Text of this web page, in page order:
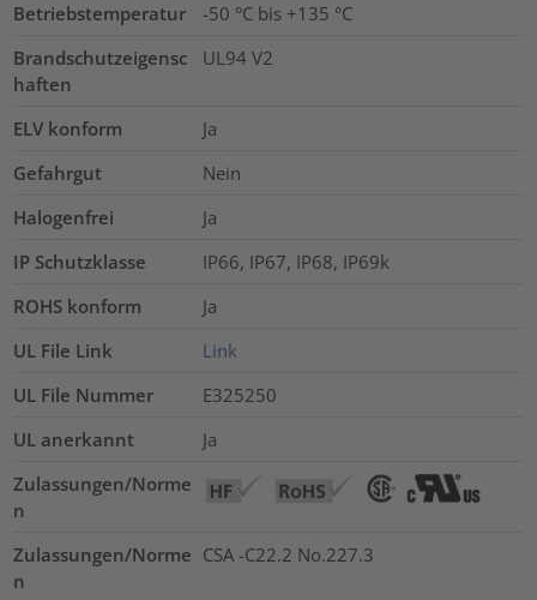
Betriebstemperatur
-50 °C bis +135 °C
Brandschutzeigensc
haften
UL94 V2
ELV konform
Ja
Gefahrgut
Nein
Halogenfrei
Ja
IP Schutzklasse
IP66, IP67, IP68, IP69k
ROHS konform
Ja
UL File Link
Link
UL File Nummer
E325250
UL anerkannt
Ja
Zulassungen/Norme
n
Zulassungen/Norme
n
CSA -C22.2 No.227.3